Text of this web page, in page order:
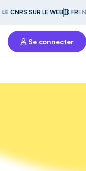
LE CNRS SUR LE WEB FREN
Se connecter